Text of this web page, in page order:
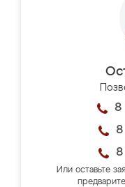
8
8
8
Или оставьте